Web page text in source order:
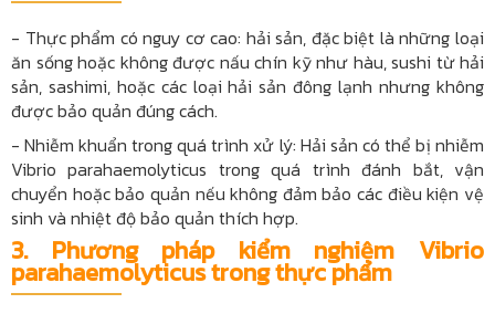
- Thực phẩm có nguy cơ cao: hải sản, đặc biệt là những loại
ăn sống hoặc không được nấu chín kỹ như hàu, sushi từ hải
sản, sashimi, hoặc các loại hải sản đông lạnh nhưng không
được bảo quản đúng cách.
- Nhiễm khuẩn trong quá trình xử lý: Hải sản có thể bị nhiễm
Vibrio parahaemolyticus trong quá trình đánh bắt, vận
chuyển hoặc bảo quản nếu không đảm bảo các điều kiện vệ
sinh và nhiệt độ bảo quản thích hợp.
3. Phương pháp kiểm nghiệm Vibrio
parahaemolyticus trong thực phẩm